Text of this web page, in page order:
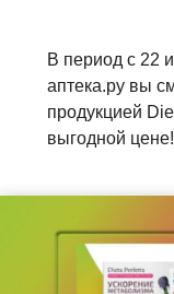
В период с 22
аптека.ру вы
продукцией
выгодной цене!